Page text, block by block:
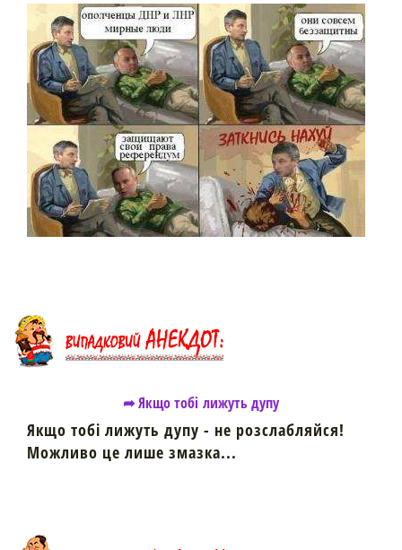
➦ Якщо тобі лижуть дупу
Якщо тобі лижуть дупу - не розслабляйся!
Можливо це лише змазка...